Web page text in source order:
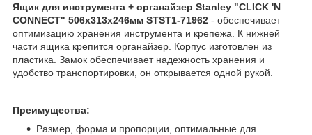
Ящик для инструмента + органайзер Stanley "CLICK 'N
CONNECT" 506х313х246мм STST1-71962 - обеспечивает
оптимизацию хранения инструмента и крепежа. К нижней
части ящика крепится органайзер. Корпус изготовлен из
пластика. Замок обеспечивает надежность хранения и
удобство транспортировки, он открывается одной рукой.
Преимущества:
Размер, форма и пропорции, оптимальные для